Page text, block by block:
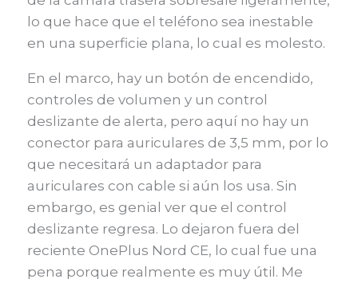
lo que hace que el teléfono sea inestable
en una superficie plana, lo cual es molesto.
En el marco, hay un botón de encendido,
controles de volumen y un control
deslizante de alerta, pero aquí no hay un
conector para auriculares de 3,5 mm, por lo
que necesitará un adaptador para
auriculares con cable si aún los usa. Sin
embargo, es genial ver que el control
deslizante regresa. Lo dejaron fuera del
reciente OnePlus Nord CE, lo cual fue una
pena porque realmente es muy útil. Me